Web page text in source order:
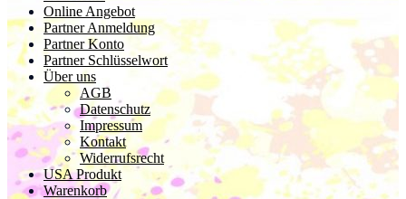
Online Angebot
Partner Anmeldung
Partner Konto
Partner Schlüsselwort
Über uns
AGB
Datenschutz
Impressum
Kontakt
Widerrufsrecht
USA Produkt
Warenkorb